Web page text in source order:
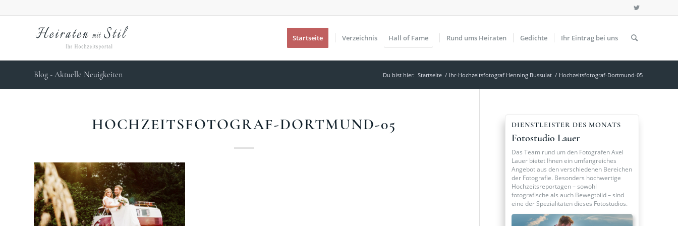
Startseite Verzeichnis Hall of Fame Rund ums Heiraten Gedichte Ihr Eintrag bei uns
Blog - Aktuelle Neuigkeiten Du bist hier: Startseite / Ihr-Hochzeitsfotograf Henning Bussulat / Hochzeitsfotograf-Dortmund-05
HOCHZEITSFOTOGRAF-DORTMUND-05 DIENSTLEISTER DES MONATS
Fotostudio Lauer
Das Team rund um den Fotografen Axel
Lauer bietet Ihnen ein umfangreiches
Angebot aus den verschiedenen Bereichen
der Fotografie. Besonders hochwertige
Hochzeitsreportagen – sowohl
fotografische als auch Bewegtbild – sind
eine der Spezialitäten dieses Fotostudios.